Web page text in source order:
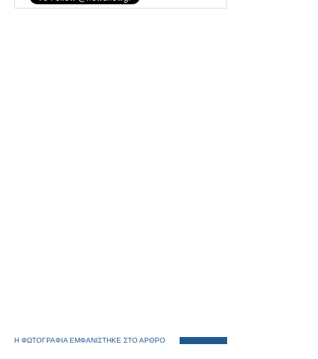
Η ΦΩΤΟΓΡΑΦΙΑ ΕΜΦΑΝΙΣΤΗΚΕ ΣΤΟ ΑΡΘΡΟ